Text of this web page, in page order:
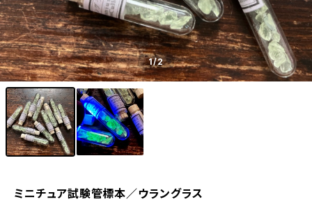
1/2
ミニチュア試験管標本／ウラングラス